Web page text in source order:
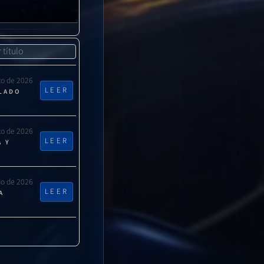
hasta que
de 2026
LEER
de 2026
Y
LEER
de 2026
LEER